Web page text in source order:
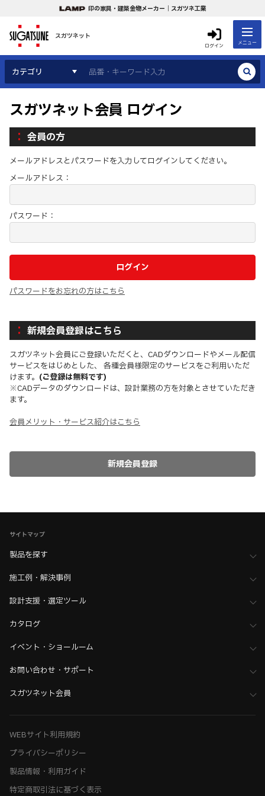
印の家具・建築金物メーカー｜スガツネ工業
スガツネット
ログイン メニュー
カテゴリ
スガツネット会員 ログイン
会員の方
メールアドレスとパスワードを入力してログインしてください。
メールアドレス：
パスワード：
パスワードをお忘れの方はこちら
新規会員登録はこちら
スガツネット会員にご登録いただくと、CADダウンロードやメール配信
サービスをはじめとした、 各種会員様限定のサービスをご利用いただ
けます。 (ご登録は無料です)
※CADデータのダウンロードは、設計業務の方を対象とさせていただき
ます。
会員メリット・サービス紹介はこちら
サイトマップ
製品を探す
施工例・解決事例
設計支援・選定ツール
カタログ
イベント・ショールーム
お問い合わせ・サポート
スガツネット会員
WEBサイト利用規約
プライバシーポリシー
製品情報・利用ガイド
特定商取引法に基づく表示